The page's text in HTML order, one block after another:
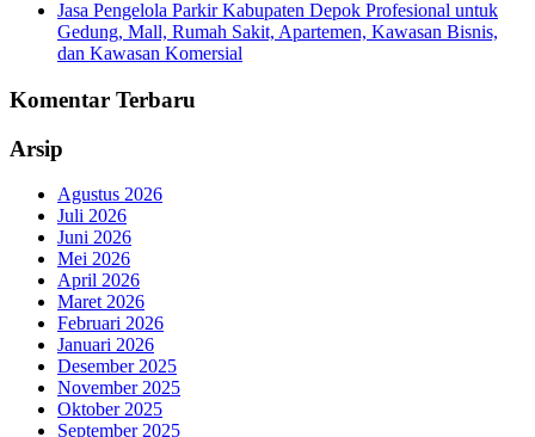
Jasa Pengelola Parkir Kabupaten Depok Profesional untuk
Gedung, Mall, Rumah Sakit, Apartemen, Kawasan Bisnis,
dan Kawasan Komersial
Komentar Terbaru
Arsip
Agustus 2026
Juli 2026
Juni 2026
Mei 2026
April 2026
Maret 2026
Februari 2026
Januari 2026
Desember 2025
November 2025
Oktober 2025
September 2025